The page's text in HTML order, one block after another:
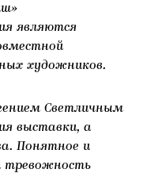
являются
художников.
Светличным
выставки, а
Понятное и
тревожность